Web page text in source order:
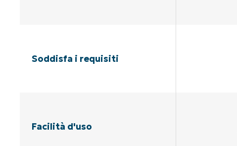
Soddisfa i requisiti
Facilità d'uso